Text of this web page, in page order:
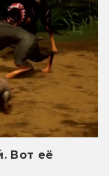
Вот её